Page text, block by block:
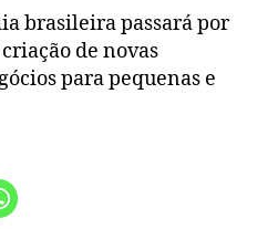
brasileira passará por
de novas
para pequenas e